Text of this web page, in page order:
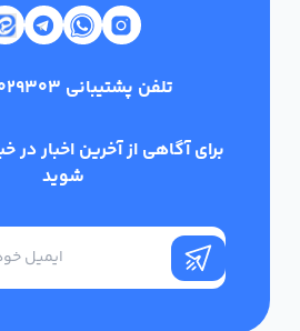
تلفن پشتیبانی
برای آگاهی از آخرین اخبار در
شوید